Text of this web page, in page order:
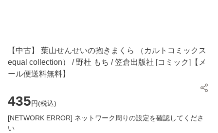
【中古】 葉山せんせいの抱きまくら （カルトコミックス
equal collection） / 野杜 もち / 笠倉出版社 [コミック]【メ
ール便送料無料】
435円(税込)
[NETWORK ERROR] ネットワーク周りの設定を確認してくださ
い